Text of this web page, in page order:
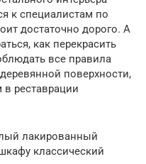
к специалистам по
достаточно дорого. А
как перекрасить
все правила
поверхности,
реставрации
лакированный
классический